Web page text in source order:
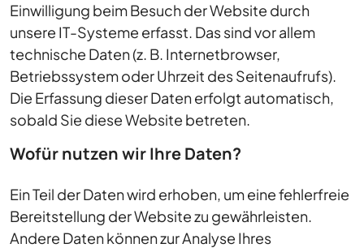
Einwilligung beim Besuch der Website durch
unsere IT-Systeme erfasst. Das sind vor allem
technische Daten (z. B. Internetbrowser,
Betriebssystem oder Uhrzeit des Seitenaufrufs).
Die Erfassung dieser Daten erfolgt automatisch,
sobald Sie diese Website betreten.
Wofür nutzen wir Ihre Daten?
Ein Teil der Daten wird erhoben, um eine fehlerfreie
Bereitstellung der Website zu gewährleisten.
Andere Daten können zur Analyse Ihres